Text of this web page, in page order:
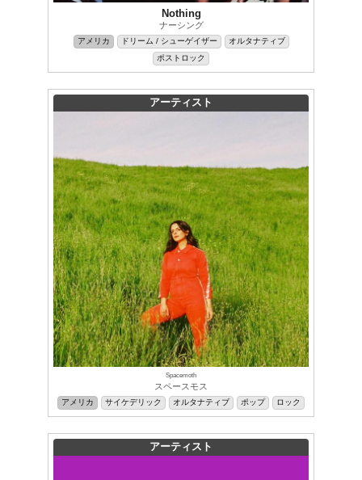
Nothing
ナーシング
アメリカ ドリーム / シューゲイザー
オルタナティブ
ポストロック
アーティスト
Spacemoth
スペースモス
アメリカ サイケデリック オルタナティブ ポップ ロック
アーティスト